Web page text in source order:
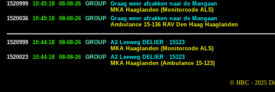
1520999 10:45:18 08-08-26 GROUP
Graag weer afzakken naar de Mangaan
MKA Haaglanden (Monitorcode ALS)
1520036
10:45:18 08-08-26 GROUP
Graag weer afzakken naar de Mangaan
Ambulance 15-136 RAV Den Haag Haaglanden
1520999 10:44:18 08-08-26 GROUP
A2 Leeweg DELIER : 15123
MKA Haaglanden (Monitorcode ALS)
1520023
10:44:18 08-08-26 GROUP
A2 Leeweg DELIER : 15123
MKA Haaglanden (Ambulance 15-123)
© HBC - 2025